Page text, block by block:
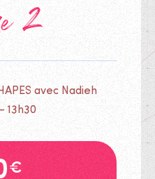
2
avec Nadieh
13h30
€